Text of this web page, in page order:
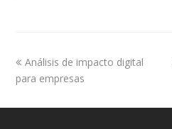
Análisis de impacto digital
para empresas